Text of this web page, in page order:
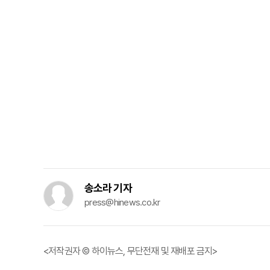
송소라 기자
press@hinews.co.kr
<저작권자 © 하이뉴스, 무단전재 및 재배포 금지>